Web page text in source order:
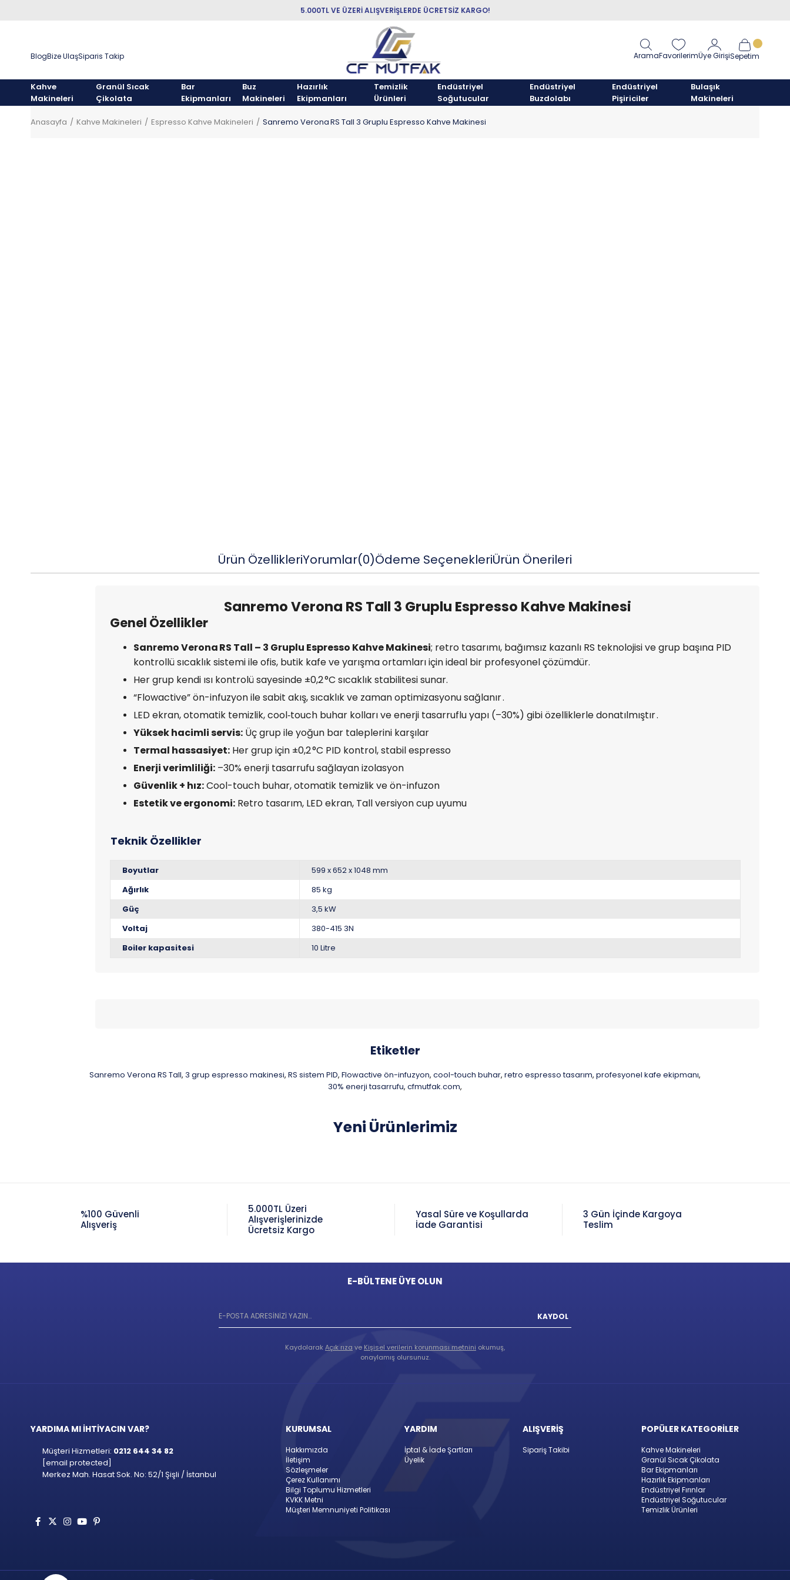
5.000TL VE ÜZERİ ALIŞVERİŞLERDE ÜCRETSİZ KARGO!
BlogBize UlaşSiparis Takip AramaFavorilerimÜye GirişiSepetim
Kahve
Makineleri
Granül Sıcak
Çikolata
Bar
Ekipmanları
Buz
Makineleri
Hazırlık
Ekipmanları
Temizlik
Ürünleri
Endüstriyel
Soğutucular
Endüstriyel
Buzdolabı
Endüstriyel
Pişiriciler
Bulaşık
Makineleri
Anasayfa Kahve Makineleri Espresso Kahve Makineleri Sanremo Verona RS Tall 3 Gruplu Espresso Kahve Makinesi
Ürün ÖzellikleriYorumlar(0)Ödeme SeçenekleriÜrün Önerileri
Sanremo Verona RS Tall 3 Gruplu Espresso Kahve Makinesi
Genel Özellikler
Sanremo Verona RS Tall – 3 Gruplu Espresso Kahve Makinesi; retro tasarımı, bağımsız kazanlı RS teknolojisi ve grup başına PID
kontrollü sıcaklık sistemi ile ofis, butik kafe ve yarışma ortamları için ideal bir profesyonel çözümdür.
Her grup kendi ısı kontrolü sayesinde ±0,2 °C sıcaklık stabilitesi sunar.
“Flowactive” ön-infuzyon ile sabit akış, sıcaklık ve zaman optimizasyonu sağlanır .
LED ekran, otomatik temizlik, cool‑touch buhar kolları ve enerji tasarruflu yapı (–30%) gibi özelliklerle donatılmıştır .
Yüksek hacimli servis: Üç grup ile yoğun bar taleplerini karşılar
Termal hassasiyet: Her grup için ±0,2 °C PID kontrol, stabil espresso
Enerji verimliliği: –30% enerji tasarrufu sağlayan izolasyon
Güvenlik + hız:Cool-touch buhar, otomatik temizlik ve ön-infuzon
Estetik ve ergonomi: Retro tasarım, LED ekran, Tall versiyon cup uyumu
Boyutlar
599 x 652 x 1048 mm
Ağırlık
85 kg
Güç
3,5 kW
Voltaj
380-415 3N
Boiler kapasitesi
10 Litre
Etiketler
Sanremo Verona RS Tall, 3 grup espresso makinesi, RS sistem PID, Flowactive ön-infuzyon, cool-touch buhar, retro espresso tasarım, profesyonel kafe ekipmanı,
30% enerji tasarrufu, cfmutfak.com,
Yeni Ürünlerimiz
%100 Güvenli
Alışveriş
5.000TL Üzeri
Alışverişlerinizde
Ücretsiz Kargo
Yasal Süre ve Koşullarda
İade Garantisi
3 Gün İçinde Kargoya
Teslim
E-BÜLTENE ÜYE OLUN
KAYDOL
KaydolarakAçık rıza ve Kişisel verilerin korunması metnini okumuş,
onaylamış olursunuz.
YARDIMA MI İHTİYACIN VAR?
Müşteri Hizmetleri: 0212 644 34 82
[email protected]
Merkez Mah. Hasat Sok. No: 52/1 Şişli / İstanbul
KURUMSAL
Hakkımızda
İletişim
Sözleşmeler
Çerez Kullanımı
Bilgi Toplumu Hizmetleri
KVKK Metni
Müşteri Memnuniyeti Politikası
YARDIM
İptal & İade Şartları
Üyelik
ALIŞVERİŞ
Sipariş Takibi
POPÜLER KATEGORİLER
Kahve Makineleri
Granül Sıcak Çikolata
Bar Ekipmanları
Hazırlık Ekipmanları
Endüstriyel Fırınlar
Endüstriyel Soğutucular
Temizlik Ürünleri